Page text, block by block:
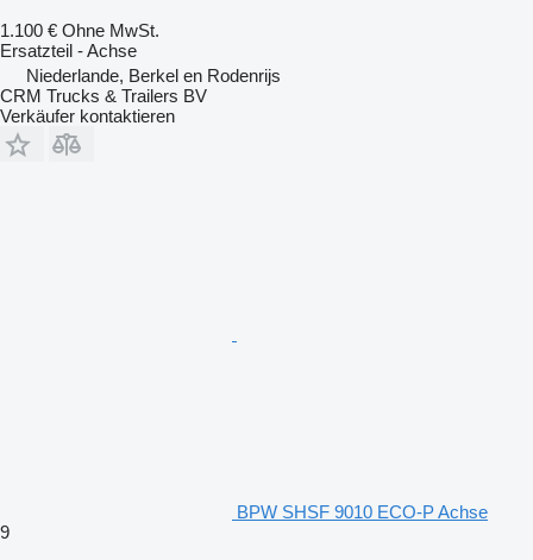
1.100 € Ohne MwSt.
Ersatzteil - Achse
Niederlande, Berkel en Rodenrijs
CRM Trucks & Trailers BV
Verkäufer kontaktieren
BPW SHSF 9010 ECO-P Achse
9